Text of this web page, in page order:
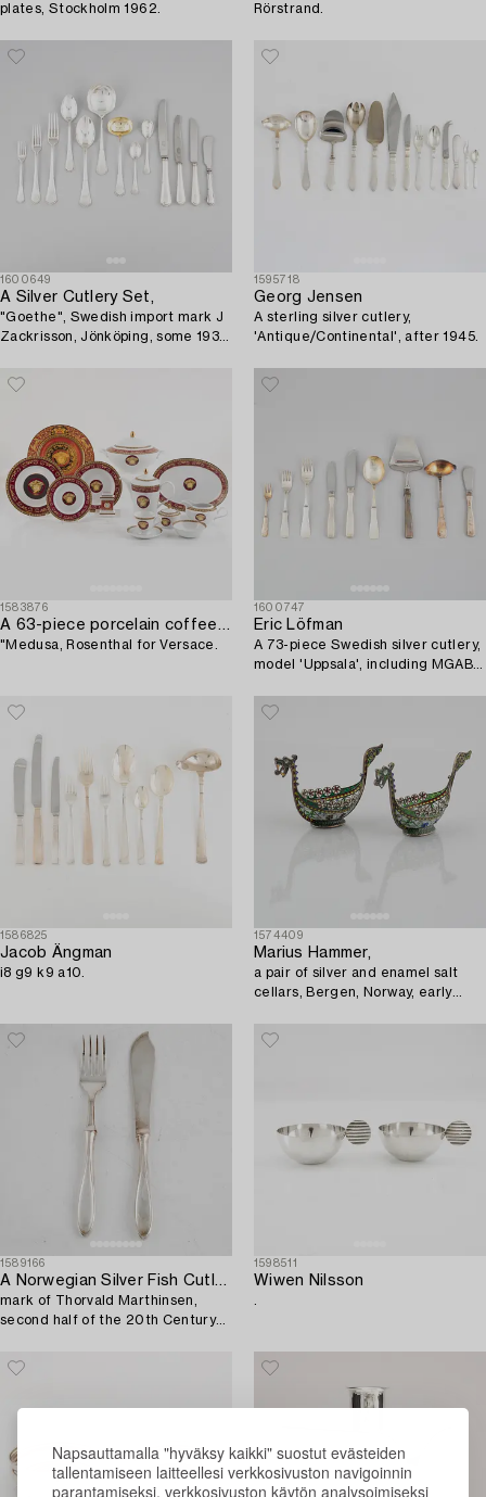
Napsauttamalla "hyväksy kaikki" suostut evästeiden
tallentamiseen laitteellesi verkkosivuston navigoinnin
parantamiseksi, verkkosivuston käytön analysoimiseksi
plates, Stockholm 1962.
Rörstrand.
1600649
A Silver Cutlery Set,
"Goethe", Swedish import mark J
Zackrisson, Jönköping, some 1934
1595718
Georg Jensen
A sterling silver cutlery,
'Antique/Continental', after 1945.
1583876
A 63-piece porcelain coffee and dinner service,
"Medusa, Rosenthal for Versace.
1600747
Eric Löfman
A 73-piece Swedish silver cutlery,
model 'Uppsala', including MGAB,
1586825
Jacob Ängman
i8 g9 k9 a10.
1574409
Marius Hammer,
a pair of silver and enamel salt
cellars, Bergen, Norway, early
1589166
A Norwegian Silver Fish Cutlery,
mark of Thorvald Marthinsen,
second half of the 20th Century
1598511
Wiwen Nilsson